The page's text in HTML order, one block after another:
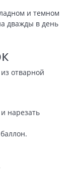
и темном
дважды в день
отварной
нарезать